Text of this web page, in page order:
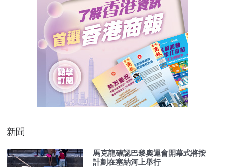
新聞
馬克龍確認巴黎奧運會開幕式將按
計劃在塞納河上舉行